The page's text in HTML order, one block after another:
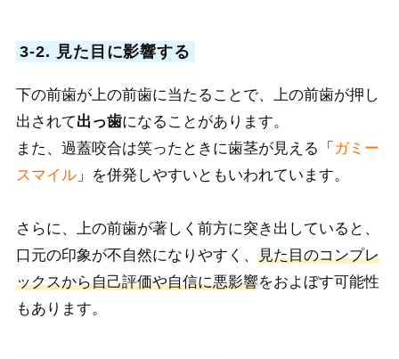
3-2. 見た目に影響する
下の前歯が上の前歯に当たることで、上の前歯が押し
出されて出っ歯になることがあります。
また、過蓋咬合は笑ったときに歯茎が見える「 ガミー
スマイル」を併発しやすいともいわれています。
さらに、上の前歯が著しく前方に突き出していると、
口元の印象が不自然になりやすく、 見た目のコンプレ
ックスから自己評価や自信に悪影響をおよぼす可能性
もあります。